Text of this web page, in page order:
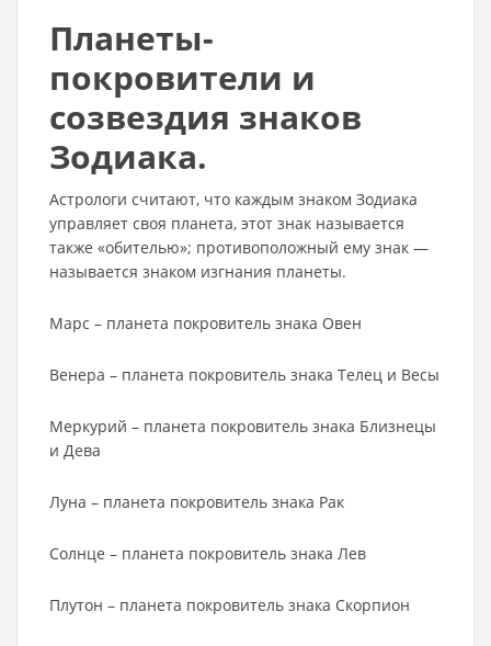
Планеты-
покровители и
созвездия знаков
Зодиака.
Астрологи считают, что каждым знаком Зодиака
управляет своя планета, этот знак называется
также «обителью»; противоположный ему знак —
называется знаком изгнания планеты.
Марс – планета покровитель знака Овен
Венера – планета покровитель знака Телец и Весы
Меркурий – планета покровитель знака Близнецы
и Дева
Луна – планета покровитель знака Рак
Солнце – планета покровитель знака Лев
Плутон – планета покровитель знака Скорпион